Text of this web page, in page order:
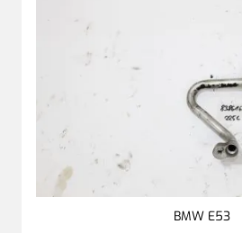
BMW E53